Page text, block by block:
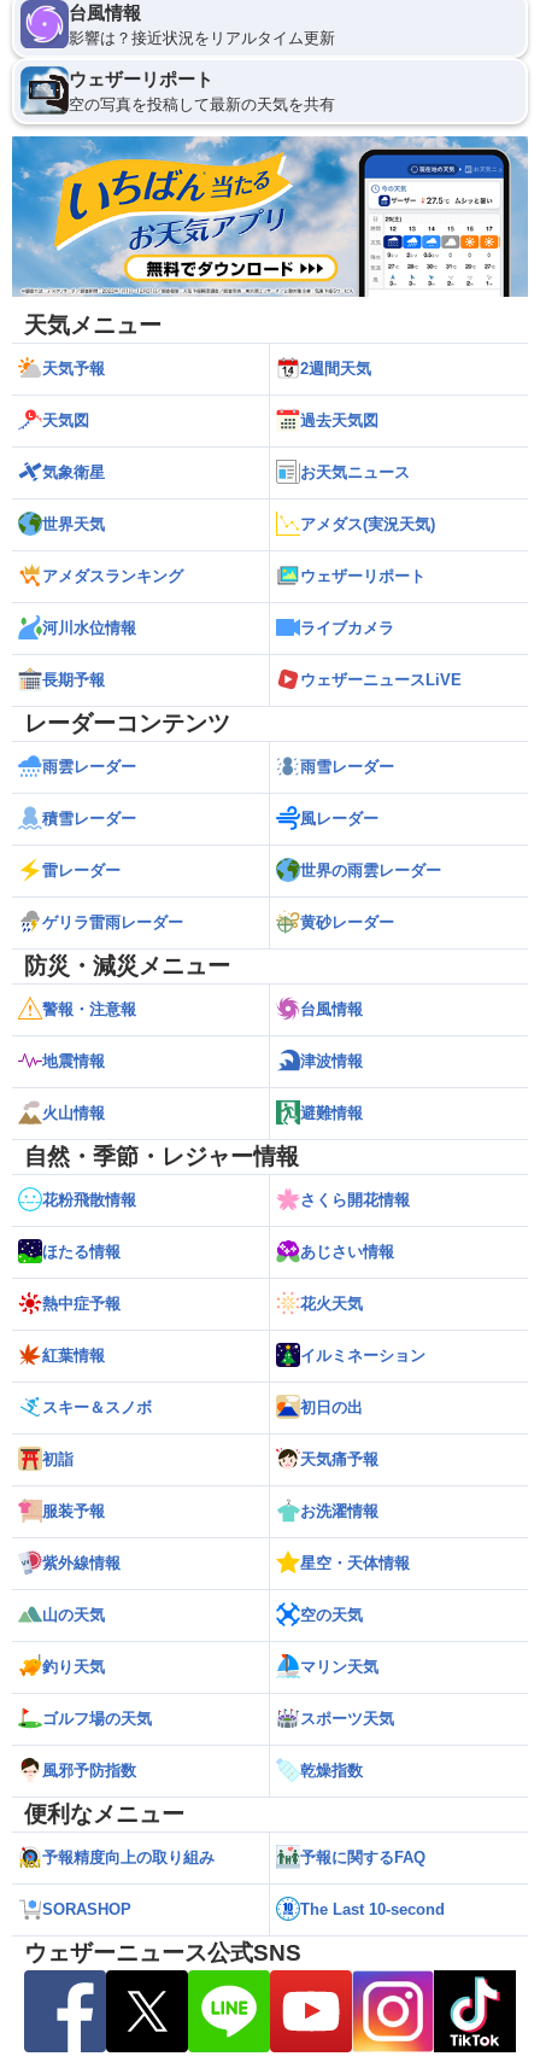
台風情報
影響は？接近状況をリアルタイム更新
ウェザーリポート
空の写真を投稿して最新の天気を共有
天気メニュー
天気予報 2週間天気
天気図 過去天気図
気象衛星 お天気ニュース
世界天気 アメダス(実況天気)
アメダスランキング ウェザーリポート
河川水位情報 ライブカメラ
長期予報 ウェザーニュースLiVE
レーダーコンテンツ
雨雲レーダー 雨雪レーダー
積雪レーダー 風レーダー
雷レーダー 世界の雨雲レーダー
ゲリラ雷雨レーダー 黄砂レーダー
防災・減災メニュー
警報・注意報 台風情報
地震情報 津波情報
火山情報 避難情報
自然・季節・レジャー情報
花粉飛散情報 さくら開花情報
ほたる情報 あじさい情報
熱中症予報 花火天気
紅葉情報 イルミネーション
スキー＆スノボ 初日の出
初詣 天気痛予報
服装予報 お洗濯情報
紫外線情報 星空・天体情報
山の天気 空の天気
釣り天気 マリン天気
ゴルフ場の天気 スポーツ天気
風邪予防指数 乾燥指数
便利なメニュー
予報精度向上の取り組み 予報に関するFAQ
SORASHOP The Last 10-second
ウェザーニュース公式SNS